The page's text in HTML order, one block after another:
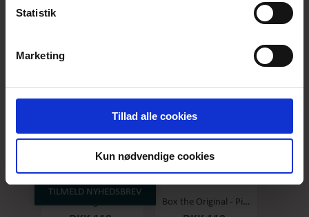
Statistik
Marketing
Tillad alle cookies
Kun nødvendige cookies
Box the Original - Pineapple/coconut - Stor
TILMELD NYHEDSBREV